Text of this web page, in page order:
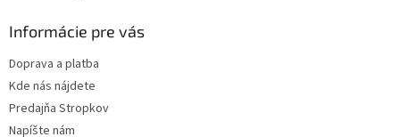
Informácie pre vás
Doprava a platba
Kde nás nájdete
Predajňa Stropkov
Napíšte nám